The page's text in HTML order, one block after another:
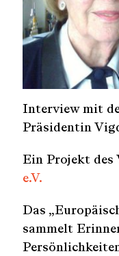
Interview mit
Präsidentin
Ein Projekt des
e.V.
Das
sammelt
S
e
f
o